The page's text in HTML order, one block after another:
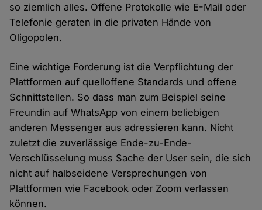
so ziemlich alles. Offene Protokolle wie E-Mail oder
Telefonie geraten in die privaten Hände von
Oligopolen.
Eine wichtige Forderung ist die Verpflichtung der
Plattformen auf quelloffene Standards und offene
Schnittstellen. So dass man zum Beispiel seine
Freundin auf WhatsApp von einem beliebigen
anderen Messenger aus adressieren kann. Nicht
zuletzt die zuverlässige Ende-zu-Ende-
Verschlüsselung muss Sache der User sein, die sich
nicht auf halbseidene Versprechungen von
Plattformen wie Facebook oder Zoom verlassen
können.